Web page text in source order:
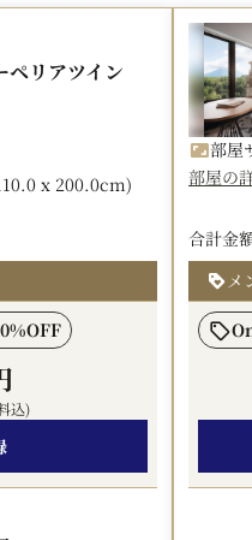
使用した季節のビュッフ
ら、スタイリッシュで心
い上質なひとときをお届
バランスの取れたメニュ
アクティビティへ、夏は
前のエネルギーチャージ
泉で心身ともにリラック
結できる、リゾートステ
のプランです。
ペリアツイン
x 200.0cm)
込)
部屋
部屋の
合計金
メ